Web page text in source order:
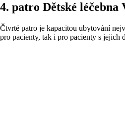
4. patro Dětské léčebna
Čtvrté patro je kapacitou ubytování
pro pacienty, tak i pro pacienty s jejich